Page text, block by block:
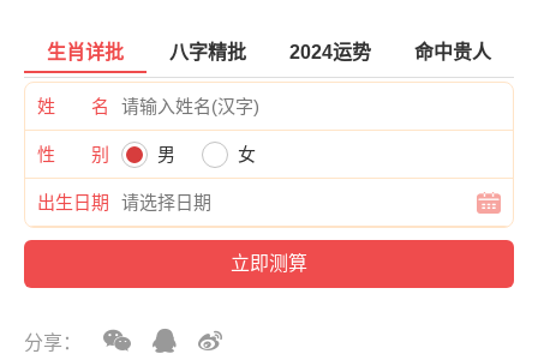
生肖详批 八字精批 2024运势 命中贵人
姓 名
性 别 男 女
出生日期
分享：